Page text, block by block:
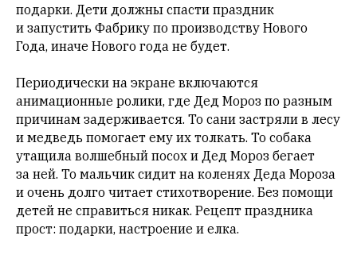
подарки. Дети должны спасти праздник
и запустить Фабрику по производству Нового
Года, иначе Нового года не будет.
Периодически на экране включаются
анимационные ролики, где Дед Мороз по разным
причинам задерживается. То сани застряли в лесу
и медведь помогает ему их толкать. То собака
утащила волшебный посох и Дед Мороз бегает
за ней. То мальчик сидит на коленях Деда Мороза
и очень долго читает стихотворение. Без помощи
детей не справиться никак. Рецепт праздника
прост: подарки, настроение и елка.